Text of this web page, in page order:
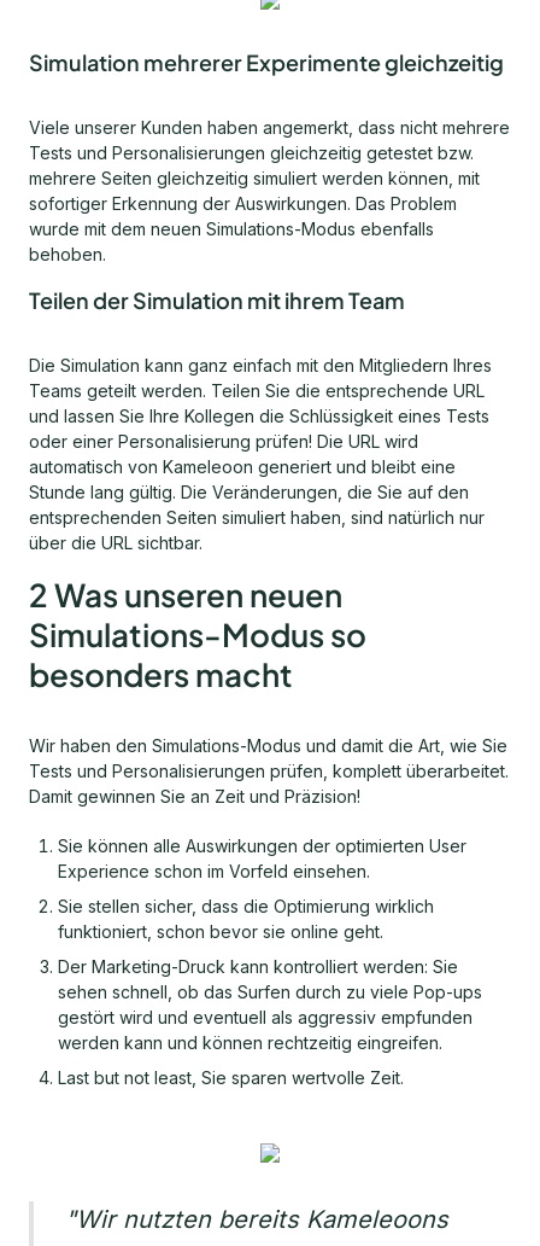
Simulation mehrerer Experimente gleichzeitig
Viele unserer Kunden haben angemerkt, dass nicht mehrere
Tests und Personalisierungen gleichzeitig getestet bzw.
mehrere Seiten gleichzeitig simuliert werden können, mit
sofortiger Erkennung der Auswirkungen. Das Problem
wurde mit dem neuen Simulations-Modus ebenfalls
behoben.
Teilen der Simulation mit ihrem Team
Die Simulation kann ganz einfach mit den Mitgliedern Ihres
Teams geteilt werden. Teilen Sie die entsprechende URL
und lassen Sie Ihre Kollegen die Schlüssigkeit eines Tests
oder einer Personalisierung prüfen! Die URL wird
automatisch von Kameleoon generiert und bleibt eine
Stunde lang gültig. Die Veränderungen, die Sie auf den
entsprechenden Seiten simuliert haben, sind natürlich nur
über die URL sichtbar.
2 Was unseren neuen
Simulations-Modus so
besonders macht
Wir haben den Simulations-Modus und damit die Art, wie Sie
Tests und Personalisierungen prüfen, komplett überarbeitet.
Damit gewinnen Sie an Zeit und Präzision!
Sie können alle Auswirkungen der optimierten User
Experience schon im Vorfeld einsehen.
Sie stellen sicher, dass die Optimierung wirklich
funktioniert, schon bevor sie online geht.
Der Marketing-Druck kann kontrolliert werden: Sie
sehen schnell, ob das Surfen durch zu viele Pop-ups
gestört wird und eventuell als aggressiv empfunden
werden kann und können rechtzeitig eingreifen.
Last but not least, Sie sparen wertvolle Zeit.
"Wir nutzten bereits Kameleoons